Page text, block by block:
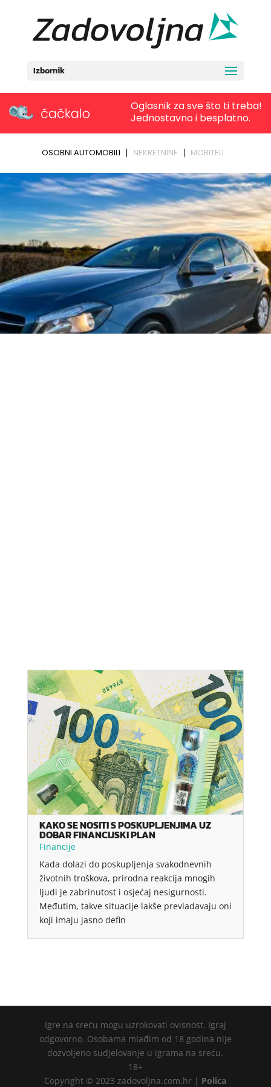
Izbornik
KAKO SE NOSITI S POSKUPLJENJIMA UZ
DOBAR FINANCIJSKI PLAN
Financije
Kada dolazi do poskupljenja svakodnevnih
životnih troškova, prirodna reakcija mnogih
ljudi je zabrinutost i osjećaj nesigurnosti.
Međutim, takve situacije lakše prevladavaju oni
koji imaju jasno defin
Igre na sreću mogu uzrokovati ovisnost. Igraj
odgovorno. Osobama mlađim od 18 godina nije
dozvoljeno sudjelovanje u igrama na sreću.
18+
Copyright © 2023 zadovoljna.com.hr | Polica